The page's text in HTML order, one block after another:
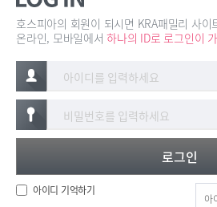
호스피아의 회원이 되시면 KRA패밀리 사이
온라인, 모바일에서하나의 ID로 로그인이
로그인
아이디 기억하기
아